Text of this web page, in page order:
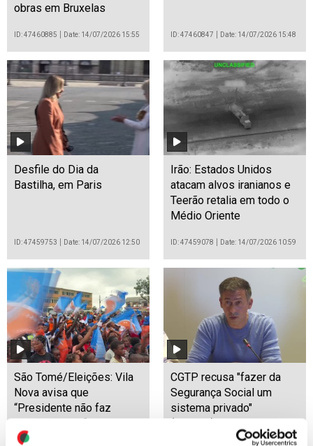
obras em Bruxelas
ID: 47460885 Date: 14/07/2026 15:55 ID: 47460847 Date: 14/07/2026 15:48
Desfile do Dia da
Bastilha, em Paris
ID: 47459753 Date: 14/07/2026 12:50
Irão: Estados Unidos
atacam alvos iranianos e
Teerão retalia em todo o
Médio Oriente
ID: 47459078 Date: 14/07/2026 10:59
São Tomé/Eleições: Vila
Nova avisa que
“Presidente não faz
estrada”, mas “é árbitro” e
garante da paz
CGTP recusa "fazer da
Segurança Social um
sistema privado"
(editado)